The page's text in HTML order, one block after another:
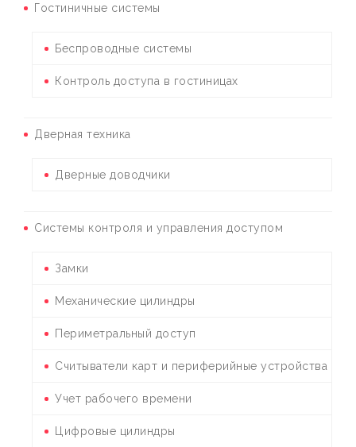
Гостиничные системы
Беспроводные системы
Контроль доступа в гостиницах
Дверная техника
Дверные доводчики
Системы контроля и управления доступом
Замки
Механические цилиндры
Периметральный доступ
Считыватели карт и периферийные устройства
Учет рабочего времени
Цифровые цилиндры